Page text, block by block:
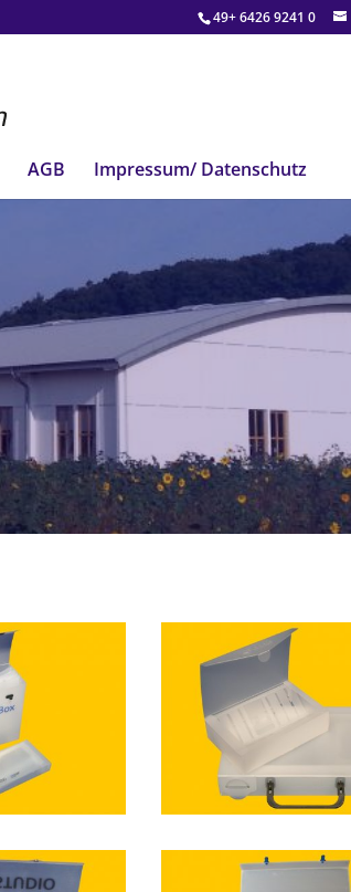
49+ 6426 9241 0
AGB Impressum/ Datenschutz